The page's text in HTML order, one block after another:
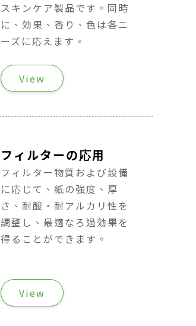
スキンケア製品です。同時
に、効果、香り、色は各ニ
ーズに応えます。
View
フィルターの応用
フィルター物質および設備
に応じて、紙の強度、厚
さ、耐酸・耐アルカリ性を
調整し、最適なろ過効果を
得ることができます。
View